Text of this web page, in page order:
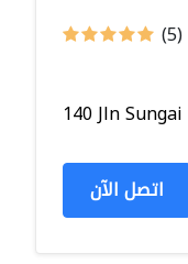
(5)
140 Jln
اتصل الآن